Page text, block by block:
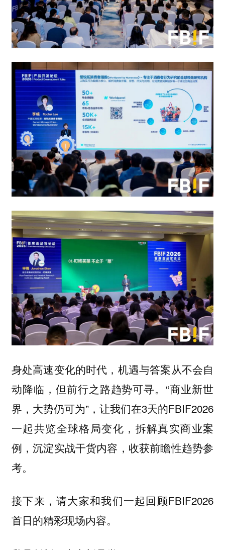
身处高速变化的时代，机遇与答案从不会自
动降临，但前行之路趋势可寻。“商业新世
界，大势仍可为”，让我们在3天的FBIF2026
一起共览全球格局变化，拆解真实商业案
例，沉淀实战干货内容，收获前瞻性趋势参
考。
接下来，请大家和我们一起回顾FBIF2026
首日的精彩现场内容。